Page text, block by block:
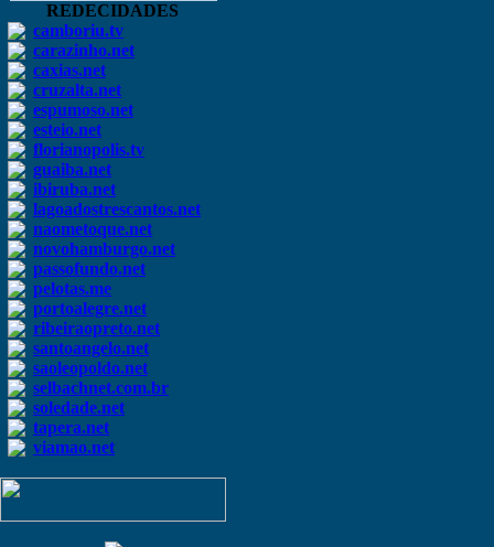
REDECIDADES
camboriu.tv
carazinho.net
caxias.net
cruzalta.net
espumoso.net
esteio.net
florianopolis.tv
guaiba.net
ibiruba.net
lagoadostrescantos.net
naometoque.net
novohamburgo.net
passofundo.net
pelotas.me
portoalegre.net
ribeiraopreto.net
santoangelo.net
saoleopoldo.net
selbachnet.com.br
soledade.net
tapera.net
viamao.net